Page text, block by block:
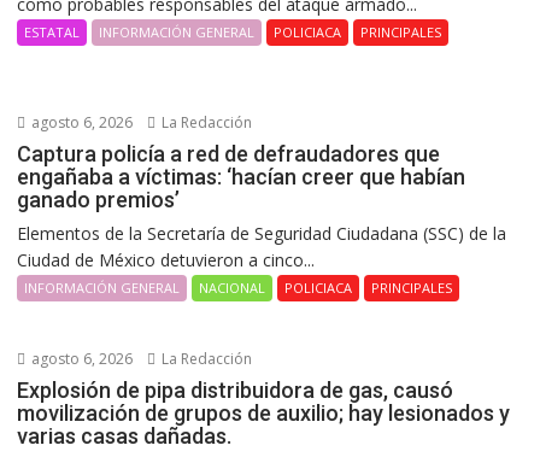
como probables responsables del ataque armado...
ESTATAL INFORMACIÓN GENERAL POLICIACA PRINCIPALES
agosto 6, 2026 La Redacción
Captura policía a red de defraudadores que
engañaba a víctimas: ‘hacían creer que habían
ganado premios’
Elementos de la Secretaría de Seguridad Ciudadana (SSC) de la
Ciudad de México detuvieron a cinco...
INFORMACIÓN GENERAL NACIONAL POLICIACA PRINCIPALES
agosto 6, 2026 La Redacción
Explosión de pipa distribuidora de gas, causó
movilización de grupos de auxilio; hay lesionados y
varias casas dañadas.